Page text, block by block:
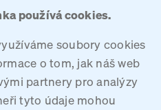
používá cookies.
soubory cookies
o tom, jak náš web
partnery pro analýzy
tyto údaje mohou